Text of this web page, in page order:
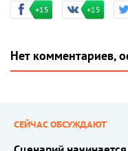
+15 +15
Нет комментариев,
СЕЙЧАС ОБСУЖДАЮТ